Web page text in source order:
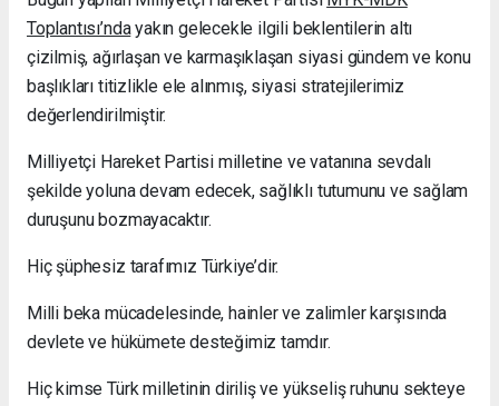
Toplantısı’ndayakın gelecekle ilgili beklentilerin altı
çizilmiş, ağırlaşan ve karmaşıklaşan siyasi gündem ve konu
başlıkları titizlikle ele alınmış, siyasi stratejilerimiz
değerlendirilmiştir.
Milliyetçi Hareket Partisi milletine ve vatanına sevdalı
şekilde yoluna devam edecek, sağlıklı tutumunu ve sağlam
duruşunu bozmayacaktır.
Hiç şüphesiz tarafımız Türkiye’dir.
Milli beka mücadelesinde, hainler ve zalimler karşısında
devlete ve hükümete desteğimiz tamdır.
Hiç kimse Türk milletinin diriliş ve yükseliş ruhunu sekteye